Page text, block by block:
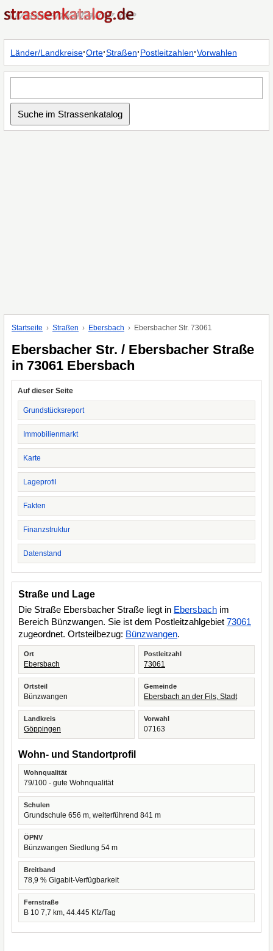
Länder/Landkreise·Orte·Straßen·Postleitzahlen·Vorwahlen
Startseite Straßen Ebersbach Ebersbacher Str. 73061
Ebersbacher Str. / Ebersbacher Straße
in 73061 Ebersbach
Auf dieser Seite
Grundstücksreport
Immobilienmarkt
Karte
Lageprofil
Fakten
Finanzstruktur
Datenstand
Straße und Lage
Die Straße Ebersbacher Straße liegt in Ebersbach im
Bereich Bünzwangen. Sie ist dem Postleitzahlgebiet 73061
zugeordnet. Ortsteilbezug: Bünzwangen.
Ort
Ebersbach
Postleitzahl
73061
Ortsteil
Bünzwangen
Gemeinde
Ebersbach an der Fils, Stadt
Landkreis
Göppingen
Vorwahl
07163
Wohn- und Standortprofil
Wohnqualität
79/100 - gute Wohnqualität
Schulen
Grundschule 656 m, weiterführend 841 m
ÖPNV
Bünzwangen Siedlung 54 m
Breitband
78,9 % Gigabit-Verfügbarkeit
Fernstraße
B 10 7,7 km, 44.445 Kfz/Tag